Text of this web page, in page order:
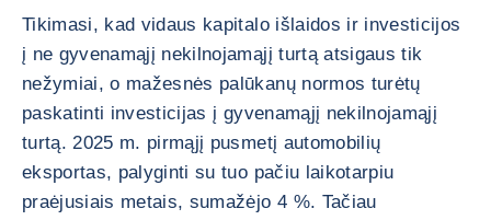
Tikimasi, kad vidaus kapitalo išlaidos ir investicijos
į ne gyvenamąjį nekilnojamąjį turtą atsigaus tik
nežymiai, o mažesnės palūkanų normos turėtų
paskatinti investicijas į gyvenamąjį nekilnojamąjį
turtą. 2025 m. pirmąjį pusmetį automobilių
eksportas, palyginti su tuo pačiu laikotarpiu
praėjusiais metais, sumažėjo 4 %. Tačiau